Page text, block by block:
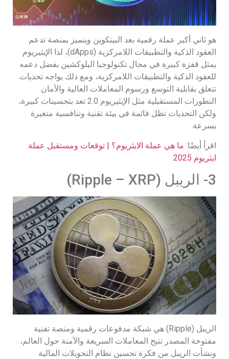
هو ثاني أكبر عملة رقمية بعد البيتكوين ويتميز بمنصة تدعم
العقود الذكية والتطبيقات اللامركزية (dApps)، لذا الإيثيريوم
يمثل قفزة كبيرة في مجال تكنولوجيا البلوكشين بفضل دعمه
للعقود الذكية والتطبيقات اللامركزية، ومع ذلك يواجه تحديات
تتعلق بقابلية التوسع ورسوم المعاملات العالية والأمان.
التطورات المستقبلية مثل الإيثيريوم 2.0 تعد بتحسينات كبيرة،
ولكن التحديات تظل قائمة في بيئة تقنية وتنافسية متغيرة
بسرعة.
اقرأ أيضًا: ما هي عملة الايثريوم؟ | توقعات ومستقبل عملة
ايثريوم 2025
3- الريبل (Ripple – XRP)
الريبل (Ripple) هي شبكة مدفوعات رقمية ومنصة تقنية
مفتوحة المصدر تتيح المعاملات السريعة والآمنة حول العالم،
ونشأت الريبل من فكرة تحسين نظام التحويلات المالية